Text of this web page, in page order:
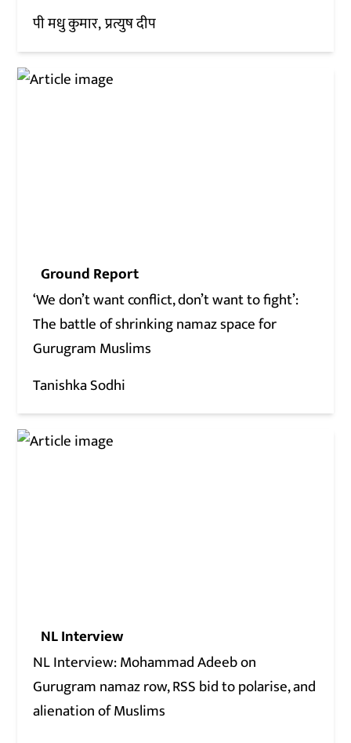
पी मधु कुमार प्रत्युष दीप
Ground Report
‘We don’t want conflict, don’t want to fight’:
The battle of shrinking namaz space for
Gurugram Muslims
Tanishka Sodhi
NL Interview
NL Interview: Mohammad Adeeb on
Gurugram namaz row, RSS bid to polarise, and
alienation of Muslims